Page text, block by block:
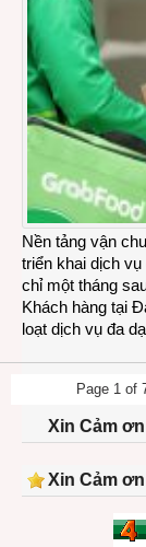
Nền tảng vận
triển khai dịch
chỉ một tháng
Khách hàng tại
loạt dịch vụ đa
Page 1 of
Xin Cảm
Xin Cảm